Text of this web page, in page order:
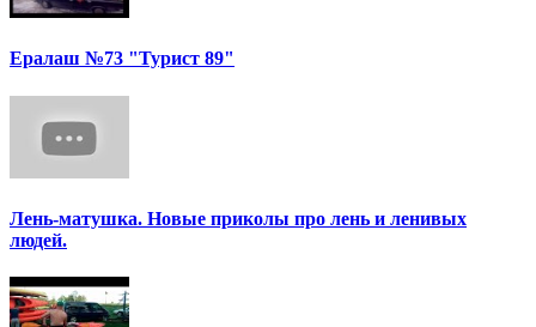
Ералаш №73 "Турист 89"
Лень-матушка. Новые приколы про лень и ленивых
людей.